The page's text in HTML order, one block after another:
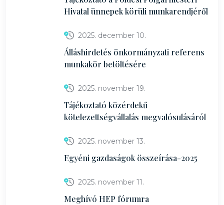
Hivatal ünnepek körüli munkarendjéről
2025. december 10.
Álláshirdetés önkormányzati referens
munkakör betöltésére
2025. november 19.
Tájékoztató közérdekű
kötelezettségvállalás megvalósulásáról
2025. november 13.
Egyéni gazdaságok összeírása-2025
2025. november 11.
Meghívó HEP fórumra